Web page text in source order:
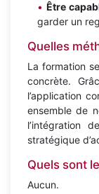
Être
garder un
Quelles
La formation
concrète.
l’application
ensemble de
l’intégration
stratégique
Quels sont
Aucun.